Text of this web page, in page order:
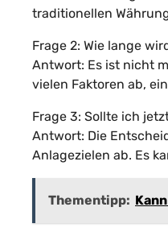
traditionellen
Frage 2: Wie lange
Antwort: Es ist nicht
vielen Faktoren ab,
Frage 3: Sollte ich
Antwort: Die
Anlagezielen ab. Es
Thementipp: